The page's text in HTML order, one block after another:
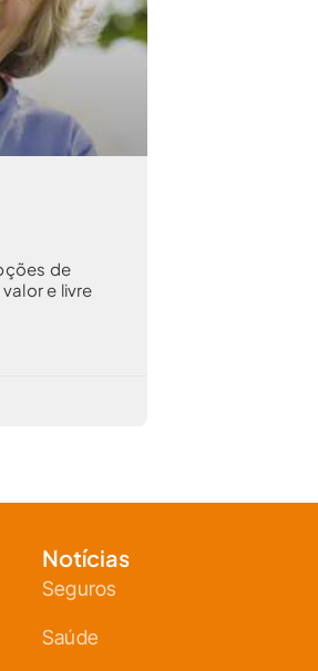
de
e livre
Notícias
Seguros
Saúde